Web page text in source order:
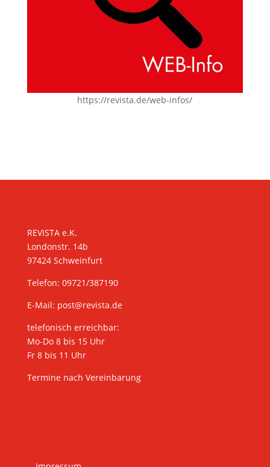
https://revista.de/web-infos/
REVISTA e.K.
Londonstr. 14b
97424 Schweinfurt
Telefon: 09721/387190
E-Mail: post@revista.de
telefonisch erreichbar:
Mo-Do 8 bis 15 Uhr
Fr 8 bis 11 Uhr
Termine nach Vereinbarung